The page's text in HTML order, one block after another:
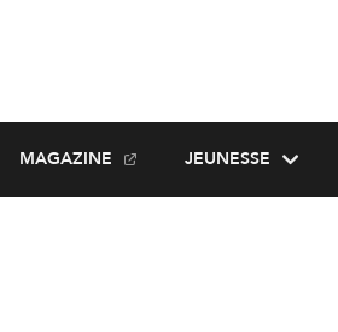
MAGAZINE JEUNESSE